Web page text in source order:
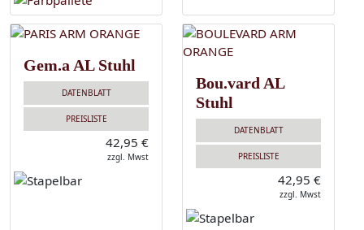
Gem.a AL Stuhl
DATENBLATT
PREISLISTE
42,95 €
zzgl. Mwst
Bou.vard AL
Stuhl
DATENBLATT
PREISLISTE
42,95 €
zzgl. Mwst